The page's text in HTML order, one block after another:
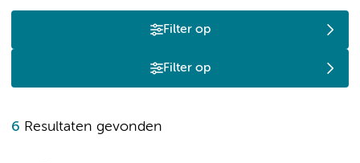
Filter op
Filter op
6 Resultaten gevonden